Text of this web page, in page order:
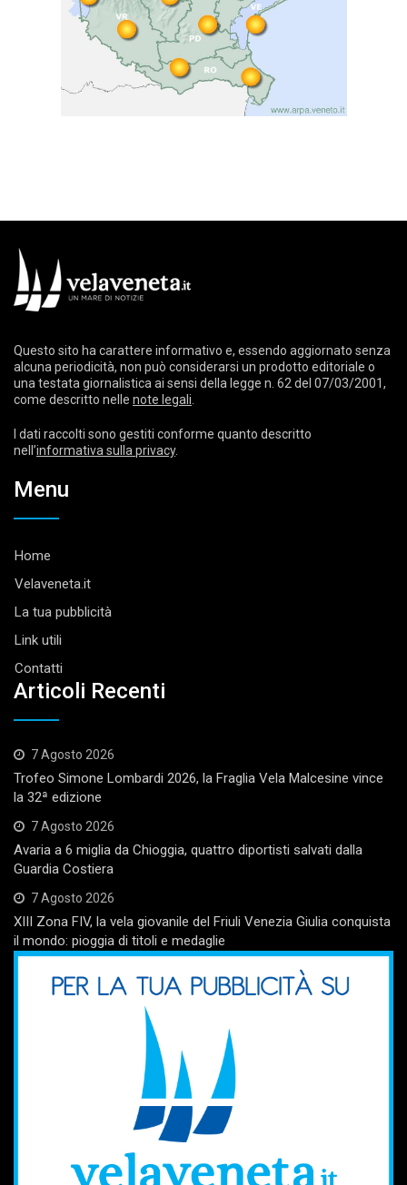
Questo sito ha carattere informativo e, essendo aggiornato senza
alcuna periodicità, non può considerarsi un prodotto editoriale o
una testata giornalistica ai sensi della legge n. 62 del 07/03/2001,
come descritto nelle note legali
I dati raccolti sono gestiti conforme quanto descritto
nell’informativa sulla privacy.
Menu
Home
Velaveneta.it
La tua pubblicità
Link utili
Contatti
Articoli Recenti
7 Agosto 2026
Trofeo Simone Lombardi 2026, la Fraglia Vela Malcesine vince
la 32ª edizione
7 Agosto 2026
Avaria a 6 miglia da Chioggia, quattro diportisti salvati dalla
Guardia Costiera
7 Agosto 2026
XIII Zona FIV, la vela giovanile del Friuli Venezia Giulia conquista
il mondo: pioggia di titoli e medaglie